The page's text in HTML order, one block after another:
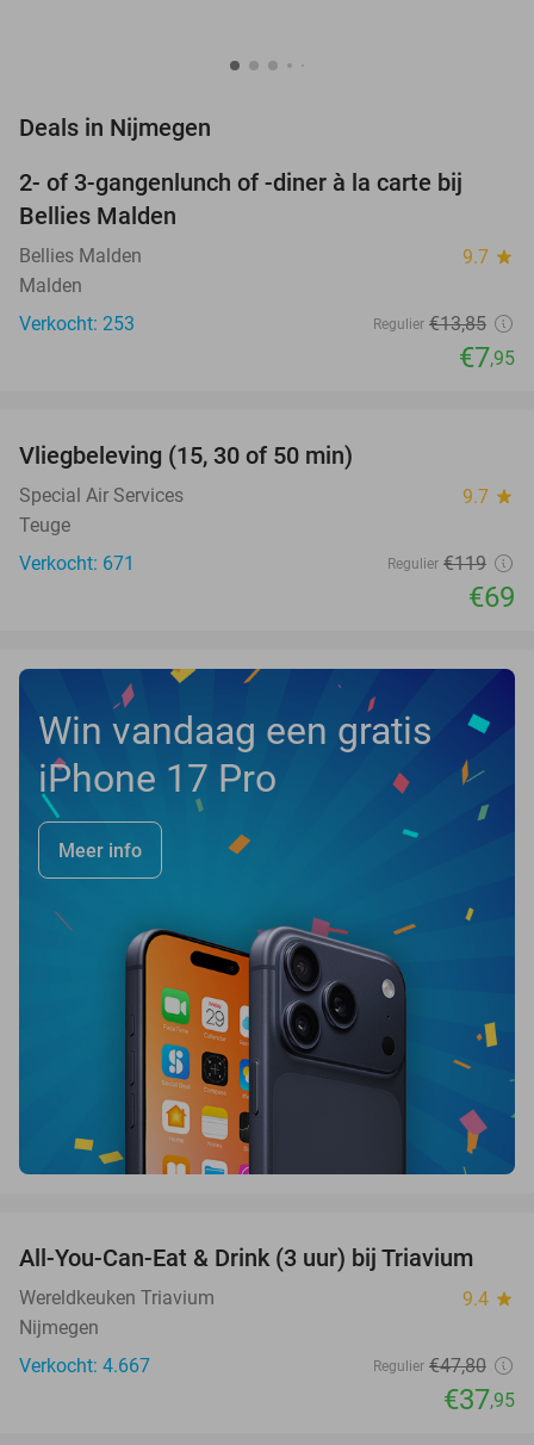
Deals in Nijmegen
43%
2- of 3-gangenlunch of -diner à la carte bij
Bellies Malden
Bellies Malden 9.7 star
Malden
Verkocht: 253
Regulier €13,85
€7,95
Vliegbeleving (15, 30 of 50 min)
Special Air Services 9.7 star
Teuge
Verkocht: 671
Regulier €119
€69
Win vandaag een gratis
iPhone 17 Pro
Meer info
21%
All-You-Can-Eat & Drink (3 uur) bij Triavium
Wereldkeuken Triavium 9.4 star
Nijmegen
Verkocht: 4.667
Regulier €47,80
€37,95